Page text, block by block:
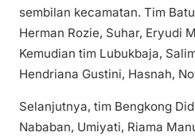
sembilan kecamatan. Tim
Herman Rozie, Suhar, Eryudi
Kemudian tim Lubukbaja,
Hendriana Gustini, Hasnah,
Selanjutnya, tim Bengkong
Nababan, Umiyati, Riama